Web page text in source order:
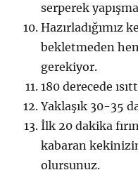
serperek
Hazırladığımız
bekletmeden
gerekiyor.
180 derecede
Yaklaşık 30-35
İlk 20 dakika
kabaran
olursunuz.